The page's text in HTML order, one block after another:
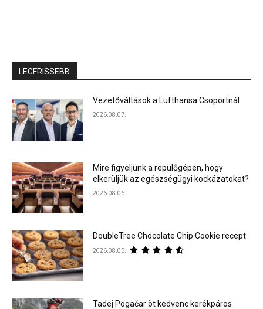
LEGFRISSEBB
Vezetőváltások a Lufthansa Csoportnál
2026.08.07.
Mire figyeljünk a repülőgépen, hogy
elkerüljük az egészségügyi kockázatokat?
2026.08.06.
DoubleTree Chocolate Chip Cookie recept
2026.08.05.
Tadej Pogačar öt kedvenc kerékpáros